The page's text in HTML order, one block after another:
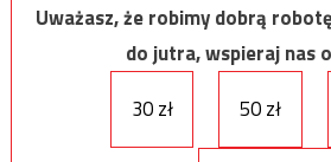
Uważasz, że robimy dobrą
do jutra, wspieraj nas
30 zł
50 zł